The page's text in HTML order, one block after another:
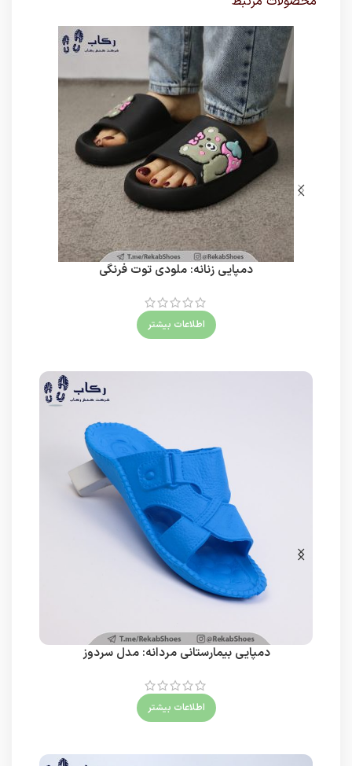
دمپایی زنانه: ملودی توت فرنگی
اطلاعات بیشتر
دمپایی بیمارستانی مردانه: مدل سردوز
اطلاعات بیشتر